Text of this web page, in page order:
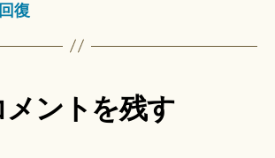
復
メントを残す